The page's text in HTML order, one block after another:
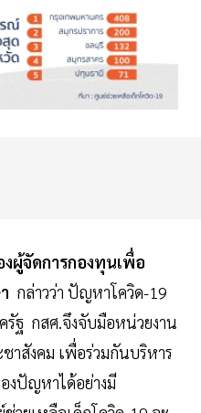
งผู้จัดการกองทุนเพื่อ
กล่าวว่า ปัญหาโควิด-19
รัฐ กสศ.จึงจับมือหน่วยงาน
าสังคม เพื่อร่วมกันบริหาร
งปัญหาได้อย่างมี